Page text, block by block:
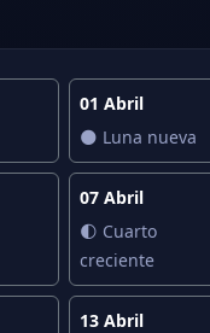
01 Abril
🌑 Luna nueva
07 Abril
🌓 Cuarto
creciente
13 Abril